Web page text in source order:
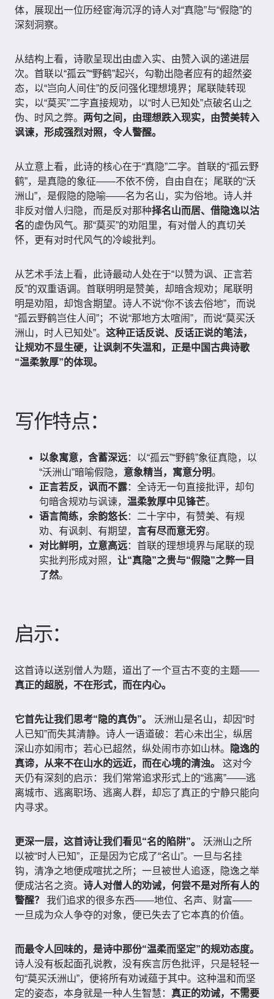
体，展现出一位历经宦海沉浮的诗人对“真隐”与“假隐”的
深刻洞察。
从结构上看，诗歌呈现出由虚入实、由赞入讽的递进层
次。首联以“孤云”“野鹤”起兴，勾勒出隐者应有的超然姿
态，以“岂向人间住”的反问强化理想境界；尾联陡转现
实，以“莫买”二字直接规劝，以“时人已知处”点破名山之
伪、时风之弊。 两句之间，由理想跌入现实，由赞美转入
讽谏，形成强烈对照，令人警醒。
从立意上看，此诗的核心在于“真隐”二字。首联的“孤云野
鹤”，是真隐的象征——不依不傍，自由自在；尾联的“沃
洲山”，是假隐的隐喻——名为名山，实为俗地。诗人并
非反对僧人归隐，而是反对那种择名山而居、借隐逸以沽
名的虚伪风气。那“莫买”的劝阻里，有对僧人的真切关
怀，更有对时代风气的冷峻批判。
从艺术手法上看，此诗最动人处在于“以赞为讽、正言若
反”的双重语调。首联明明是赞美，却暗含规劝；尾联明
明是劝阻，却饱含期望。诗人不说“你不该去俗地”，而说
“孤云野鹤岂住人间”；不说“那地方太喧闹”，而说“莫买沃
洲山，时人已知处”。 这种正话反说、反话正说的笔法，
让规劝不显生硬，让讽刺不失温和，正是中国古典诗歌
“温柔敦厚”的体现。
写作特点：
以象寓意，含蓄深远：以“孤云”“野鹤”象征真隐，以
“沃洲山”暗喻假隐， 意象精当，寓意分明。
正言若反，讽而不露：全诗无一句直接批评，却句
句暗含规劝与讽谏， 温柔敦厚中见锋芒。
语言简练，余韵悠长：二十字中，有赞美、有规
劝、有讽刺、有期望， 言有尽而意无穷。
对比鲜明，立意高远：首联的理想境界与尾联的现
实批判形成对照， 让“真隐”之贵与“假隐”之弊一目
了然。
启示：
这首诗以送别僧人为题，道出了一个亘古不变的主题——
真正的超脱，不在形式，而在内心。
它首先让我们思考“隐的真伪”。
沃洲山是名山，却因“时
人已知”而失其清静。诗人一语道破：若心未出尘，纵居
深山亦如闹市；若心已超然，纵处闹市亦如山林。
隐逸的
真谛，从来不在山水的远近，而在心境的清浊。
这对今
天仍有深刻的启示：我们常常追求形式上的“逃离”——逃
离城市、逃离职场、逃离人群，却忘了真正的宁静只能向
内寻求。
更深一层，这首诗让我们看见“名的陷阱”。
沃洲山之所
以被“时人已知”，正是因为它成了“名山”。一旦与名挂
钩，清净之地便成喧扰之所；一旦被世人追逐，隐逸之举
便成沽名之资。 诗人对僧人的劝诫，何尝不是对所有人的
警醒？
我们追求的很多东西——地位、名声、财富——
一旦成为众人争夺的对象，便已失去了它本真的价值。
而最令人回味的，是诗中那份“温柔而坚定”的规劝态度。
诗人没有板起面孔说教，没有疾言厉色批评，只是轻轻一
句“莫买沃洲山”，便将所有劝诫蕴于其中。这种温和而坚
定的姿态，本身就是一种人生智慧： 真正的劝诫，不需要